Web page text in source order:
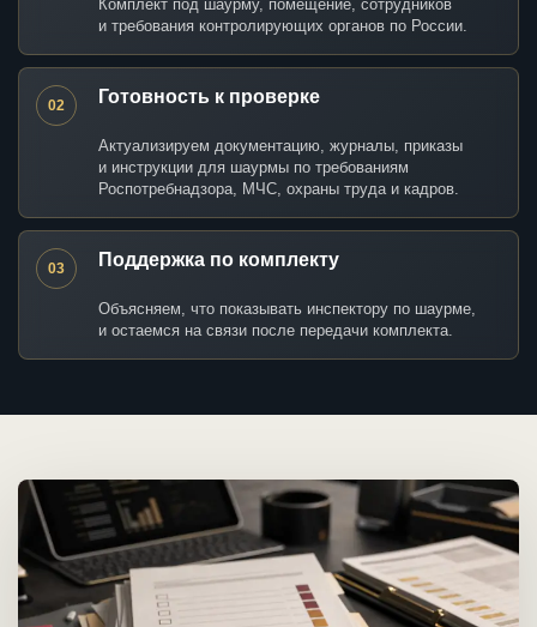
Комплект под шаурму, помещение, сотрудников
и требования контролирующих органов по России.
02 Готовность к проверке
Актуализируем документацию, журналы, приказы
и инструкции для шаурмы по требованиям
Роспотребнадзора, МЧС, охраны труда и кадров.
03 Поддержка по комплекту
Объясняем, что показывать инспектору по шаурме,
и остаемся на связи после передачи комплекта.